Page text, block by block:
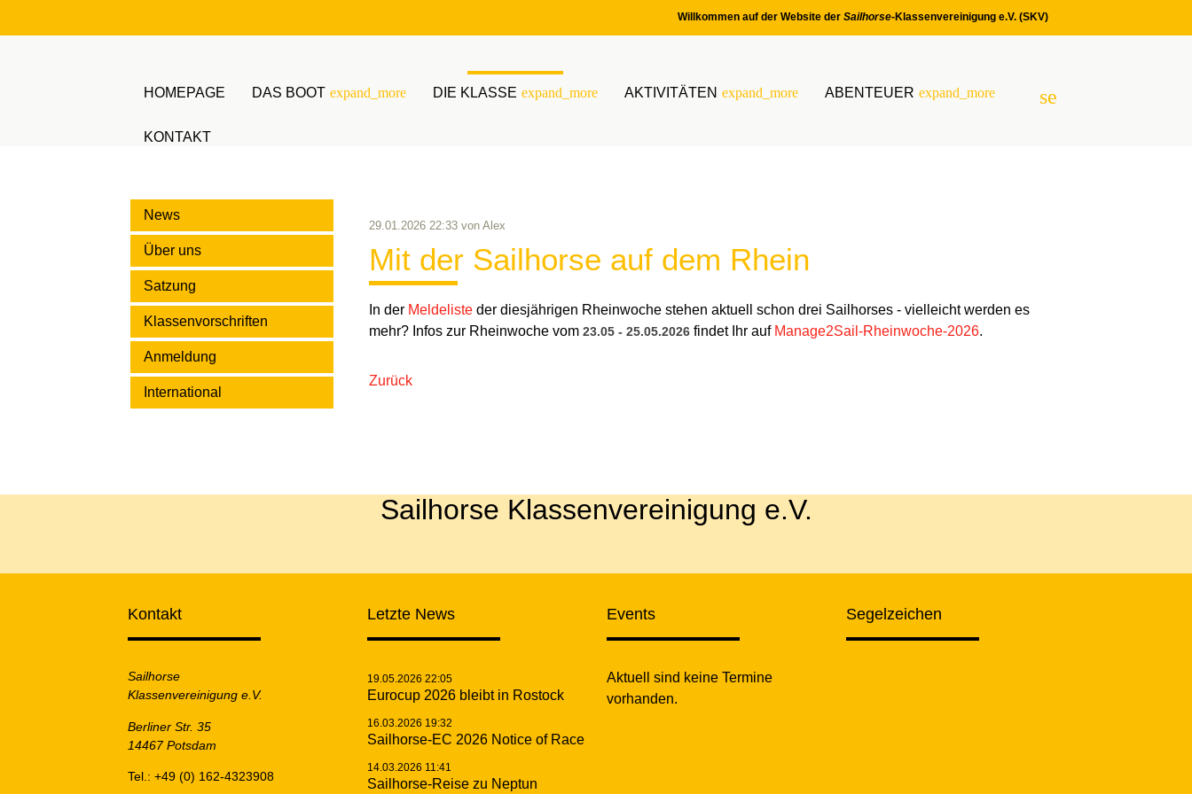
Willkommen auf der Website der Sailhorse-Klassenvereinigung e.V. (SKV)
HOMEPAGE DAS BOOT expand_more DIE KLASSE expand_more AKTIVITÄTEN expand_more ABENTEUER expand_more
KONTAKT
search
Suchbegriffe
29.01.2026 22:33von Alex
Mit der Sailhorse auf dem Rhein
In der Meldelisteder diesjährigen Rheinwoche stehen aktuell schon drei Sailhorses - vielleicht werden es
mehr? Infos zur Rheinwoche vom 23.05 - 25.05.2026findet Ihr aufManage2Sail-Rheinwoche-2026.
Zurück
News
Über uns
Satzung
Klassenvorschriften
Anmeldung
International
Sailhorse Klassenvereinigung e.V.
Kontakt
Sailhorse
Klassenvereinigung e.V.
Berliner Str. 35
14467 Potsdam
Tel.: +49 (0) 162-4323908
Letzte News
19.05.2026 22:05
Eurocup 2026 bleibt in Rostock
16.03.2026 19:32
Sailhorse-EC 2026 Notice of Race
14.03.2026 11:41
Sailhorse-Reise zu Neptun
Events
Aktuell sind keine Termine
vorhanden.
Segelzeichen